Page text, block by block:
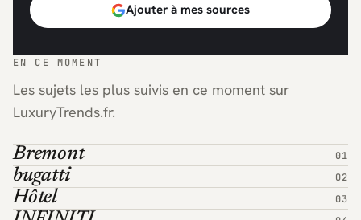
Ajouter à mes sources
EN CE MOMENT
Les sujets les plus suivis en ce moment sur
LuxuryTrends.fr.
Bremont
bugatti
Hôtel